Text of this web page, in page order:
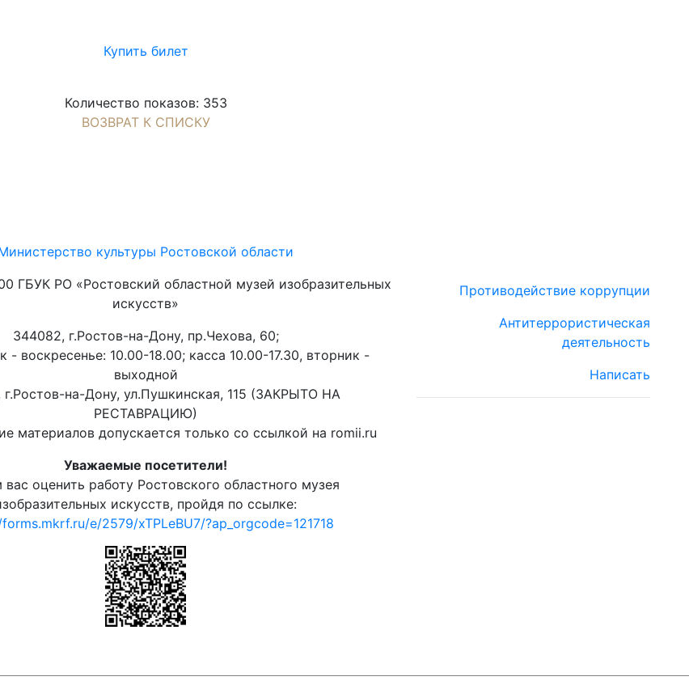
Купить билет
Количество показов: 353
ВОЗВРАТ К СПИСКУ
культуры Ростовской области
ГБУК РО «Ростовский областной музей изобразительных
искусств»
344082, г.Ростов-на-Дону, пр.Чехова, 60;
- воскресенье: 10.00-18.00; касса 10.00-17.30, вторник -
выходной
г.Ростов-на-Дону, ул.Пушкинская, 115 (ЗАКРЫТО НА
РЕСТАВРАЦИЮ)
материалов допускается только со ссылкой на romii.ru
Уважаемые посетители!
оценить работу Ростовского областного музея
искусств, пройдя по ссылке:
e/2579/xTPLeBU7/?ap_orgcode=121718
Противодействие коррупции
Антитеррористическая
деятельность
Написать